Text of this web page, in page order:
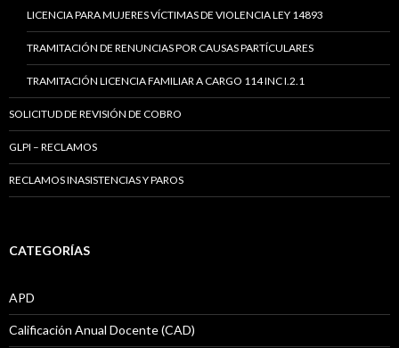
LICENCIA PARA MUJERES VÍCTIMAS DE VIOLENCIA LEY 14893
TRAMITACIÓN DE RENUNCIAS POR CAUSAS PARTÍCULARES
TRAMITACIÓN LICENCIA FAMILIAR A CARGO 114 INC I.2.1
SOLICITUD DE REVISIÓN DE COBRO
GLPI – RECLAMOS
RECLAMOS INASISTENCIAS Y PAROS
CATEGORÍAS
APD
Calificación Anual Docente (CAD)